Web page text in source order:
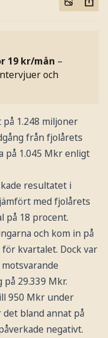
19 kr/mån –
och
1.248 miljoner
från fjolårets
på 1.045 Mkr enligt
resultatet i
med fjolårets
på 18 procent.
och kom in på
kvartalet. Dock var
29.339 Mkr.
950 Mkr under
bland annat på
negativt.